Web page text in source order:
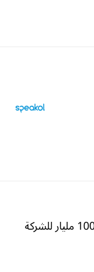
صافي أرباح يفوق 100 مليار للشركة